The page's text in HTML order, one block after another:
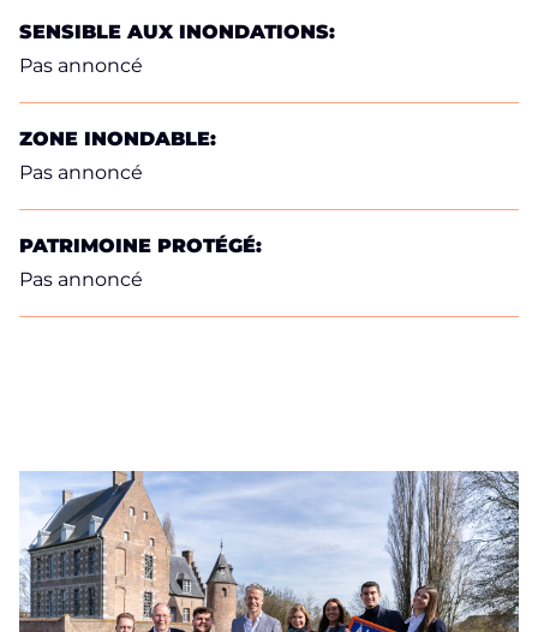
SENSIBLE AUX INONDATIONS:
Pas annoncé
ZONE INONDABLE:
Pas annoncé
PATRIMOINE PROTÉGÉ:
Pas annoncé